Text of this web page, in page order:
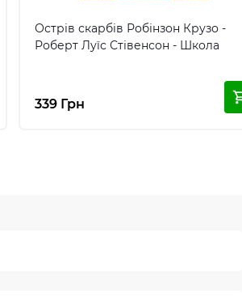
Острів скарбів Робінзон Крузо -
Роберт Луїс Стівенсон - Школа
339 Грн